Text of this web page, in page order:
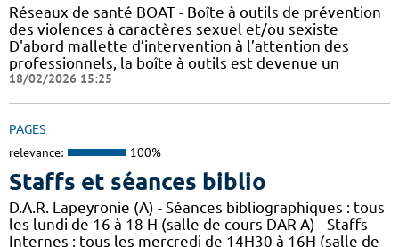
Réseaux de santé BOAT - Boîte à outils de prévention
des violences à caractères sexuel et/ou sexiste
D'abord mallette d’intervention à l’attention des
professionnels, la boîte à outils est devenue un
18/02/2026 15:25
PAGES
relevance: 100%
Staffs et séances biblio
D.A.R. Lapeyronie (A) - Séances bibliographiques : tous
les lundi de 16 à 18 H (salle de cours DAR A) - Staffs
Internes : tous les mercredi de 14H30 à 16H (salle de